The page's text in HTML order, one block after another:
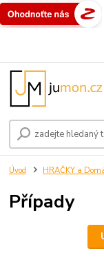
Úvod HRAČKY a
Případy